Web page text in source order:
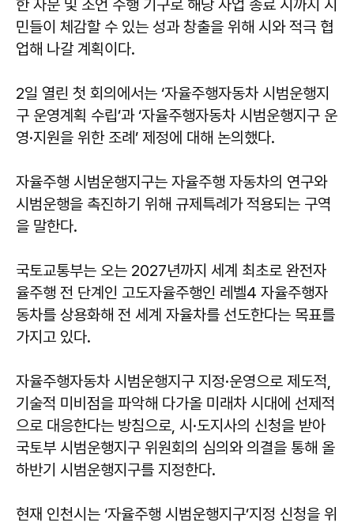
한 자문 및 조언 수행 기구로 해당 사업 종료 시까지 시
민들이 체감할 수 있는 성과 창출을 위해 시와 적극 협
업해 나갈 계획이다.
2일 열린 첫 회의에서는 ‘자율주행자동차 시범운행지
구 운영계획 수립’과 ‘자율주행자동차 시범운행지구 운
영·지원을 위한 조례’ 제정에 대해 논의했다.
자율주행 시범운행지구는 자율주행 자동차의 연구와
시범운행을 촉진하기 위해 규제특례가 적용되는 구역
을 말한다.
국토교통부는 오는 2027년까지 세계 최초로 완전자
율주행 전 단계인 고도자율주행인 레벨4 자율주행자
동차를 상용화해 전 세계 자율차를 선도한다는 목표를
가지고 있다.
자율주행자동차 시범운행지구 지정·운영으로 제도적,
기술적 미비점을 파악해 다가올 미래차 시대에 선제적
으로 대응한다는 방침으로, 시·도지사의 신청을 받아
국토부 시범운행지구 위원회의 심의와 의결을 통해 올
하반기 시범운행지구를 지정한다.
현재 인천시는 ‘자율주행 시범운행지구’지정 신청을 위